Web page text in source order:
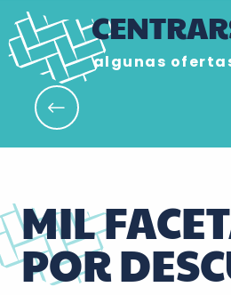
algunas
MIL
POR